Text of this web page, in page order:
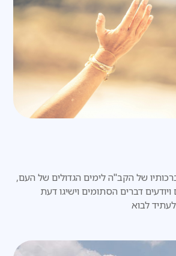
של הקב"ה לימים הגדולים של העם,
ויודעים דברים הסתומים וישיגו דעת
לבוא